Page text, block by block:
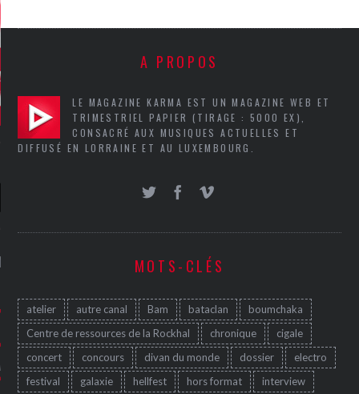
CRITIQUES
7.6
DUDE’S REV...
5.4
CLAN – A BE...
6.8
– HEL...
A PROPOS
LE MAGAZINE KARMA EST UN MAGAZINE WEB ET
TRIMESTRIEL PAPIER (TIRAGE : 5000 EX),
CONSACRÉ AUX MUSIQUES ACTUELLES ET
DIFFUSÉ EN LORRAINE ET AU LUXEMBOURG.
MOTS-CLÉS
atelier autre canal Bam bataclan
boumchaka
Centre de ressources de la Rockhal
chronique
cigale
concert
concours divan du monde dossier
electro
festival
galaxie hellfest hors format
interview